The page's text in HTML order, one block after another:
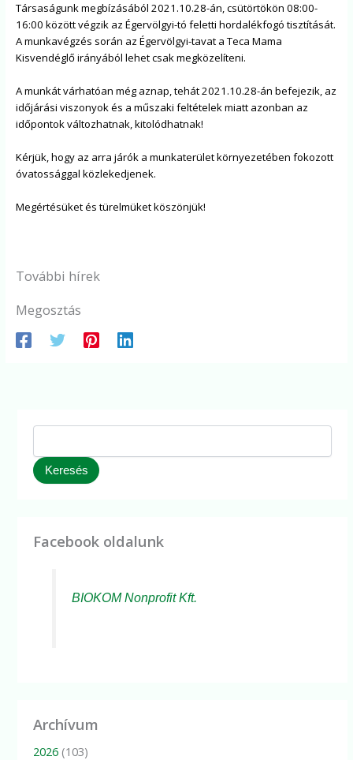
Társaságunk megbízásából 2021.10.28-án, csütörtökön 08:00-
16:00 között végzik az Égervölgyi-tó feletti hordalékfogó tisztítását.
A munkavégzés során az Égervölgyi-tavat a Teca Mama
Kisvendéglő irányából lehet csak megközelíteni.
A munkát várhatóan még aznap, tehát 2021.10.28-án befejezik, az
időjárási viszonyok és a műszaki feltételek miatt azonban az
időpontok változhatnak, kitolódhatnak!
Kérjük, hogy az arra járók a munkaterület környezetében fokozott
óvatossággal közlekedjenek.
Megértésüket és türelmüket köszönjük!
További hírek
Megosztás
Keresés
Facebook oldalunk
BIOKOM Nonprofit Kft.
Archívum
2026 (103)